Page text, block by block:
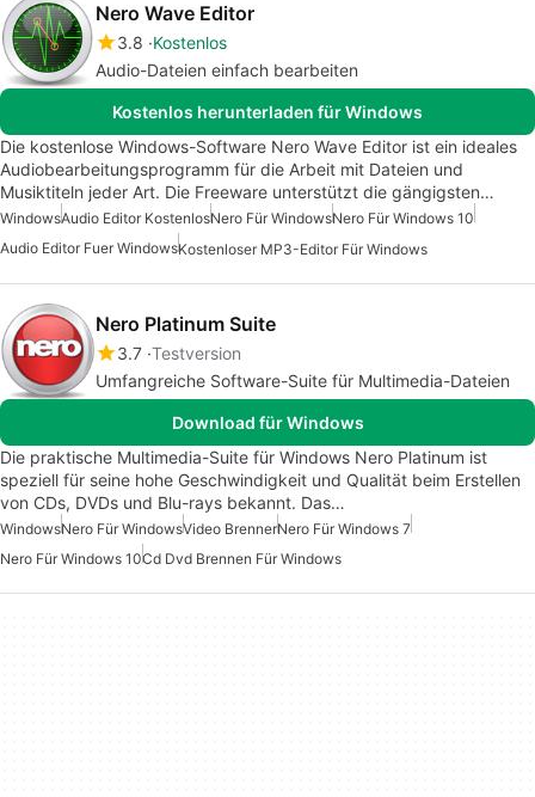
Nero Wave Editor
3.8 Kostenlos
Audio-Dateien einfach bearbeiten
Kostenlos herunterladen für Windows
Die kostenlose Windows-Software Nero Wave Editor ist ein ideales
Audiobearbeitungsprogramm für die Arbeit mit Dateien und
Musiktiteln jeder Art. Die Freeware unterstützt die gängigsten…
WindowsAudio Editor KostenlosNero Für WindowsNero Für Windows 10
Audio Editor Fuer WindowsKostenloser MP3-Editor Für Windows
Nero Platinum Suite
3.7 Testversion
Umfangreiche Software-Suite für Multimedia-Dateien
Download für Windows
Die praktische Multimedia-Suite für Windows Nero Platinum ist
speziell für seine hohe Geschwindigkeit und Qualität beim Erstellen
von CDs, DVDs und Blu-rays bekannt. Das…
WindowsNero Für WindowsVideo BrennerNero Für Windows 7
Nero Für Windows 10Cd Dvd Brennen Für Windows